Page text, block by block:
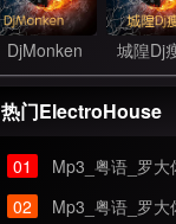
DjMonken 城隍Dj
热门ElectroHouse
01 Mp3_粤语_罗大佑
02 Mp3_粤语_罗